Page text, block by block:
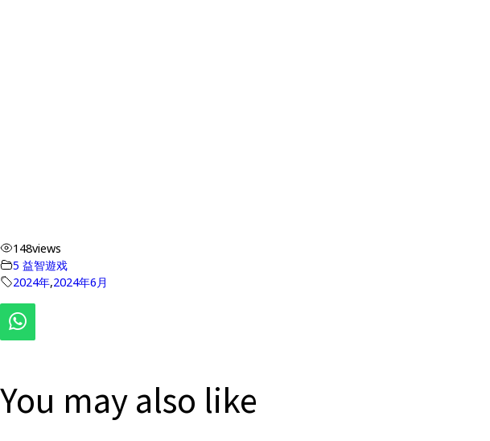
148views
5 益智遊戏
2024年,2024年6月
You may also like